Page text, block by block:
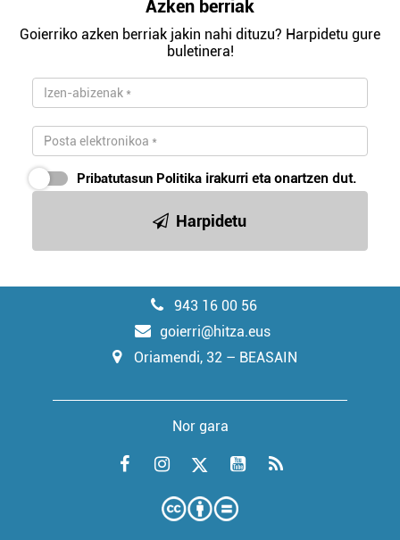
Azken berriak
Goierriko azken berriak jakin nahi dituzu? Harpidetu gure
buletinera!
Pribatutasun Politika irakurri eta onartzen dut.
Harpidetu
943 16 00 56
goierri@hitza.eus
Oriamendi, 32 – BEASAIN
Nor gara